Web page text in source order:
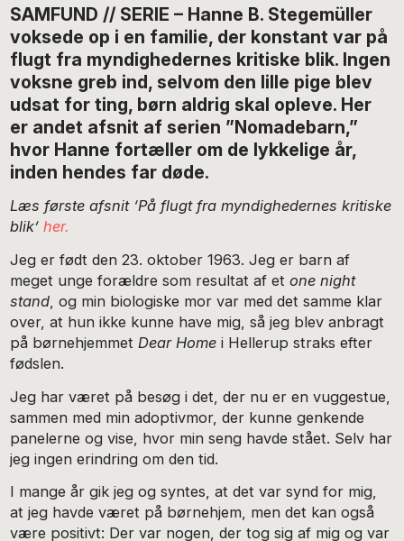
SAMFUND // SERIE – Hanne B. Stegemüller
voksede op i en familie, der konstant var på
flugt fra myndighedernes kritiske blik. Ingen
voksne greb ind, selvom den lille pige blev
udsat for ting, børn aldrig skal opleve. Her
er andet afsnit af serien ”Nomadebarn,”
hvor Hanne fortæller om de lykkelige år,
inden hendes far døde.
Læs første afsnit ‘På flugt fra myndighedernes kritiske
blik’her.
Jeg er født den 23. oktober 1963. Jeg er barn af
meget unge forældre som resultat af etone night
stand, og min biologiske mor var med det samme klar
over, at hun ikke kunne have mig, så jeg blev anbragt
på børnehjemmetDear Homei Hellerup straks efter
fødslen.
Jeg har været på besøg i det, der nu er en vuggestue,
sammen med min adoptivmor, der kunne genkende
panelerne og vise, hvor min seng havde stået. Selv har
jeg ingen erindring om den tid.
I mange år gik jeg og syntes, at det var synd for mig,
at jeg havde været på børnehjem, men det kan også
være positivt: Der var nogen, der tog sig af mig og var